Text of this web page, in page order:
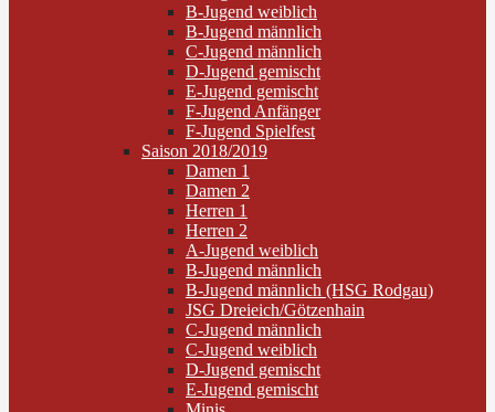
B-Jugend weiblich
B-Jugend männlich
C-Jugend männlich
D-Jugend gemischt
E-Jugend gemischt
F-Jugend Anfänger
F-Jugend Spielfest
Saison 2018/2019
Damen 1
Damen 2
Herren 1
Herren 2
A-Jugend weiblich
B-Jugend männlich
B-Jugend männlich (HSG Rodgau)
JSG Dreieich/Götzenhain
C-Jugend männlich
C-Jugend weiblich
D-Jugend gemischt
E-Jugend gemischt